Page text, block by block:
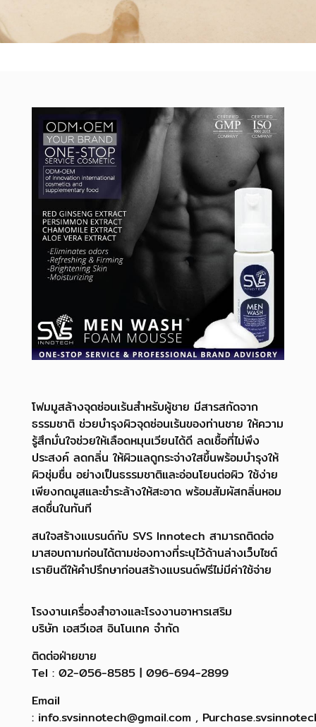
โฟมมูสล้างจุดซ่อนเร้นสำหรับผู้ชาย มีสารสกัดจาก
ธรรมชาติ ช่วยบำรุงผิวจุดซ่อนเร้นของท่านชาย ให้ความ
รู้สึกมั่นใจช่วยให้เลือดหมุนเวียนได้ดี ลดเชื้อที่ไม่พึง
ประสงค์ ลดกลิ่น ให้ผิวแลดูกระจ่างใสขึ้นพร้อมบำรุงให้
ผิวชุ่มชื่น อย่างเป็นธรรมชาติและอ่อนโยนต่อผิว ใช้ง่าย
เพียงกดมูสและชำระล้างให้สะอาด พร้อมสัมผัสกลิ่นหอม
สดชื่นในทันที
สนใจสร้างแบรนด์กับ SVS Innotech สามารถติดต่อ
มาสอบถามก่อนได้ตามช่องทางที่ระบุไว้ด้านล่างเว็บไซต์
เรายินดีให้คำปรึกษาก่อนสร้างแบรนด์ฟรีไม่มีค่าใช้จ่าย
โรงงานเครื่องสำอางและโรงงานอาหารเสริม
บริษัท เอสวีเอส อินโนเทค จำกัด
ติดต่อฝ่ายขาย
Tel : 02-056-8585 | 096-694-2899
Email
: info.svsinnotech@gmail.com ,